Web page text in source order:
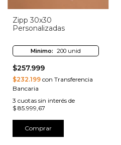
Zipp 30x30
Personalizadas
Minimo: 200 unid
$257.999
$232.199 con Transferencia
Bancaria
3 cuotas sin interés de
$ 85.999,67
Comprar